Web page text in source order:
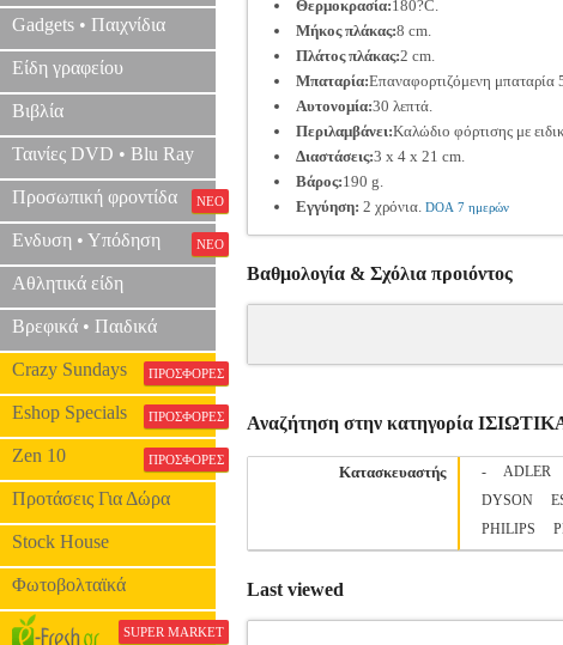
Gadgets • Παιχνίδια
Είδη γραφείου
Βιβλία
Ταινίες DVD • Blu Ray
Προσωπική φροντίδα ΝΕΟ
Ενδυση • Υπόδηση ΝΕΟ
Αθλητικά είδη
Βρεφικά • Παιδικά
Crazy Sundays ΠΡΟΣΦΟΡΕΣ
Eshop Specials ΠΡΟΣΦΟΡΕΣ
Zen 10 ΠΡΟΣΦΟΡΕΣ
Προτάσεις Για Δώρα
Stock House
Φωτοβολταϊκά
SUPER MARKET
Θερμοκρασία:180?C.
Μήκος πλάκας:8 cm.
Πλάτος πλάκας:2 cm.
Μπαταρία:Επαναφορτιζόμενη μπαταρία
Αυτονομία:30 λεπτά.
Περιλαμβάνει:Καλώδιο φόρτισης με
Διαστάσεις:3 x 4 x 21 cm.
Βάρος:190 g.
Εγγύηση: 2 χρόνια. DOA 7 ημερών
Βαθμολογία & Σχόλια προιόντος
Αναζήτηση στην κατηγορία
Κατασκευαστής - ADLER
DYSON
PHILIPS
Last viewed